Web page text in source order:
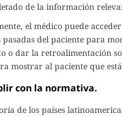
de la información
el médico puede
pasadas del paciente para
o dar la retroalimentación
mostrar al paciente que
con la normativa.
de los países